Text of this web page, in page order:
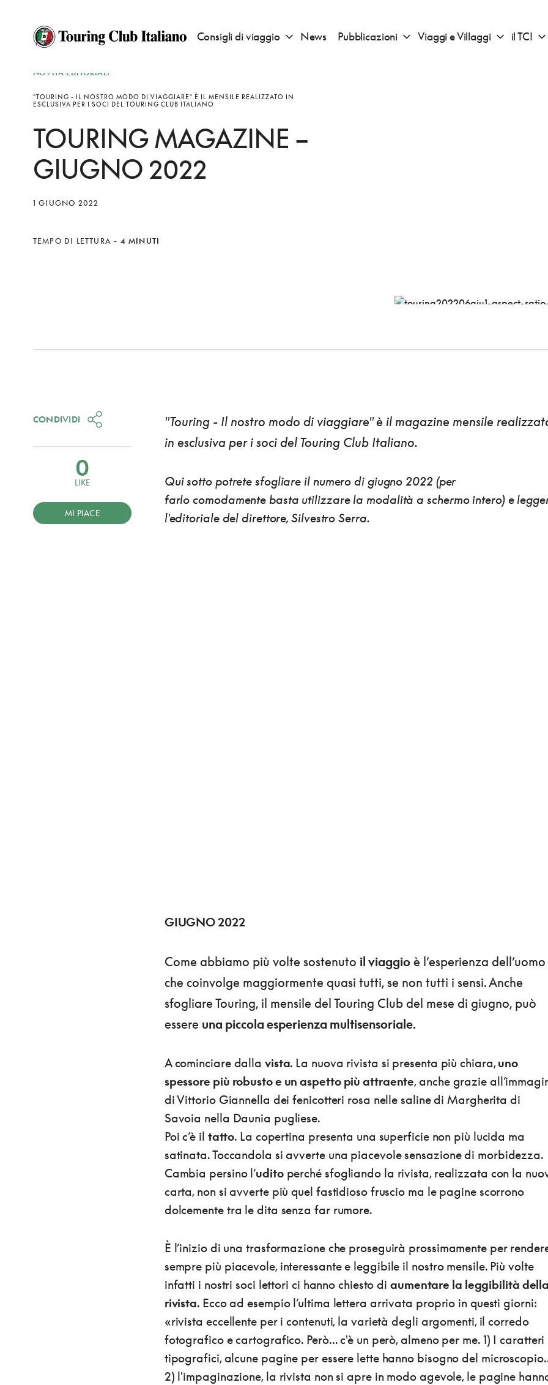
Consigli di viaggio Apri sotto menu "Consigli di viaggio"
News Pubblicazioni Apri sotto menu "Pubblicazioni"
Viaggi e Villaggi Apri sotto
il TCI
NOVITÀ EDITORIALI
"TOURING - IL NOSTRO MODO DI VIAGGIARE" È IL MENSILE REALIZZATO IN
ESCLUSIVA PER I SOCI DEL TOURING CLUB ITALIANO
TOURING MAGAZINE –
GIUGNO 2022
1 GIUGNO 2022
TEMPO DI LETTURA - 4 MINUTI
"Touring - Il nostro modo di viaggiare" è il magazine mensile
in esclusiva per i soci del Touring Club Italiano.
Qui sotto potrete sfogliare il numero di giugno 2022(per
farlo comodamente basta utilizzare la modalità a schermo intero) e
l'editoriale del direttore, Silvestro Serra.
GIUGNO 2022
Come abbiamo più volte sostenuto il viaggioè l’esperienza dell’uomo
che coinvolge maggiormente quasi tutti, se non tutti i sensi. Anche
sfogliare Touring, il mensile del Touring Club del mese di giugno, può
essere una piccola esperienza multisensoriale.
A cominciare dalla vista. La nuova rivista si presenta più chiara,uno
spessore più robusto e un aspetto più attraente, anche grazie
di Vittorio Giannella dei fenicotteri rosa nelle saline di Margherita di
Savoia nella Daunia pugliese.
Poi c’è il tatto. La copertina presenta una superficie non più lucida ma
satinata. Toccandola si avverte una piacevole sensazione di
Cambia persino l’uditoperché sfogliando la rivista, realizzata con la
carta, non si avverte più quel fastidioso fruscio ma le pagine scorrono
dolcemente tra le dita senza far rumore.
È l’inizio di una trasformazione che proseguirà prossimamente per
sempre più piacevole, interessante e leggibile il nostro mensile. Più volte
infatti i nostri soci lettori ci hanno chiesto di aumentare la leggibilità
rivista. Ecco ad esempio l’ultima lettera arrivata proprio in questi giorni:
«rivista eccellente per i contenuti, la varietà degli argomenti, il corredo
fotografico e cartografico. Però... c'è un però, almeno per me. 1) I caratteri
tipografici, alcune pagine per essere lette hanno bisogno del
2) l'impaginazione, la rivista non si apre in modo agevole, le pagine
CONDIVIDI
0
LIKE
MI PIACE